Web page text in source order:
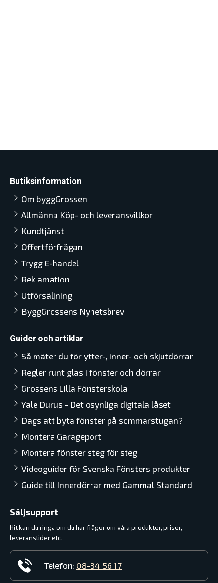
Butiksinformation
Om byggGrossen
Allmänna Köp- och leveransvillkor
Kundtjänst
Offertförfrågan
Trygg E-handel
Reklamation
Utförsäljning
ByggGrossens Nyhetsbrev
Guider och artiklar
Så mäter du för ytter-, inner- och skjutdörrar
Regler runt glas i fönster och dörrar
Grossens Lilla Fönsterskola
Yale Durus - Det osynliga digitala låset
Dags att byta fönster på sommarstugan?
Montera Garageport
Montera fönster steg för steg
Videoguider för Svenska Fönsters produkter
Guide till Innerdörrar med Gammal Standard
Säljsupport
Hit kan du ringa om du har frågor om våra produkter, priser,
leveranstider etc.
Telefon: 08-34 56 17